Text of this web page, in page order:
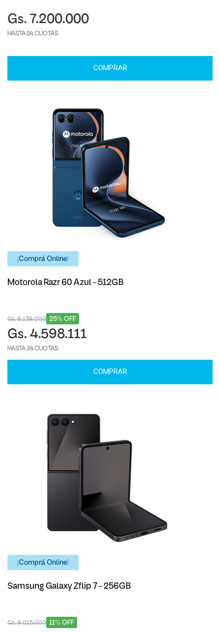
Gs. 7.200.000
HASTA 24 CUOTAS
COMPRAR
¡Comprá Online!
Motorola Razr 60 Azul - 512GB
25% OFF
Gs. 6.139.000
Gs. 4.598.111
HASTA 24 CUOTAS
COMPRAR
¡Comprá Online!
Samsung Galaxy Zflip 7 - 256GB
11% OFF
Gs. 9.013.000